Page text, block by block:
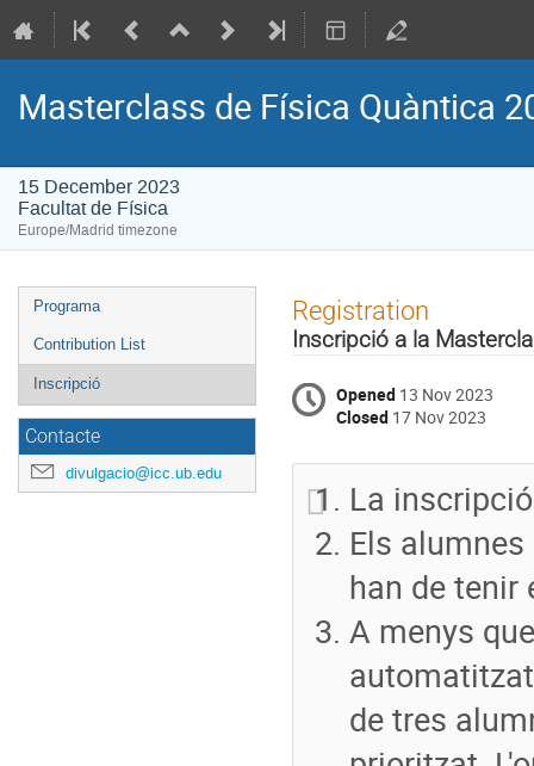
Masterclass de Física Quàntica
15 December 2023
Facultat de Física
Europe/Madrid timezone
Event
menu
Programa
Contribution List
Inscripció
Contacte
divulgacio@icc.ub.edu
Registration
Inscripció a la
Opened 13 Nov 2023
Closed 17 Nov 2023
La
Els
han de tenir
A menys
de tres